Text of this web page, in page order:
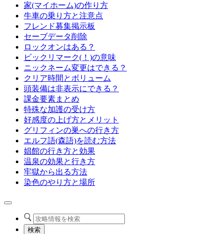
家(マイホーム)の作り方
牛車の乗り方と注意点
フレンド募集掲示板
セーブデータ削除
ロックオンはある？
ビックリマーク(！)の意味
ニックネーム変更はできる？
クリア時間とボリューム
頭装備は非表示にできる？
課金要素まとめ
特殊な加護の受け方
好感度の上げ方とメリット
グリフィンの巣への行き方
エルフ語(森語)を読む方法
娼館の行き方と効果
温泉の効果と行き方
牢獄から出る方法
染色のやり方と場所
検索